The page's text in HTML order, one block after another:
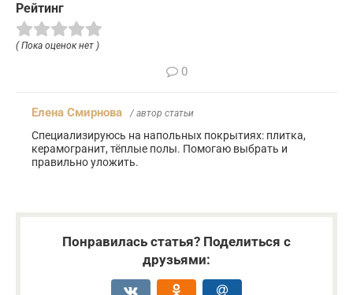
Рейтинг
( Пока оценок нет )
0
Елена Смирнова / автор статьи
Специализируюсь на напольных покрытиях: плитка,
керамогранит, тёплые полы. Помогаю выбрать и
правильно уложить.
Понравилась статья? Поделиться с
друзьями: